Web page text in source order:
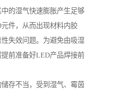
的湿气快速膨胀产生足够
件，从而出现材料内胶
失效问题。为避免由吸湿
前准备好LED产品焊接前
存不当，受到湿气、霉茵